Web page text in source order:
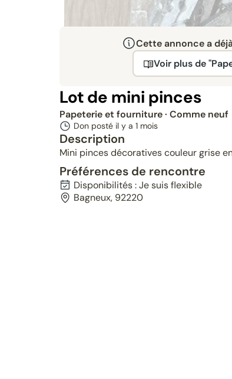
Cette annonce a
Voir plus de
Lot de mini pinces
Papeterie et fourniture· Comme neuf
Don posté il y a 1 mois
Description
Mini pinces décoratives couleur grise
Préférences de rencontre
Disponibilités : Je suis flexible
Bagneux, 92220